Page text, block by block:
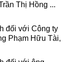
Thị Hồng ...
đối với Công ty
Phạm Hữu Tài,